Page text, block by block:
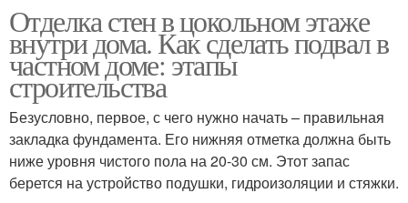
Отделка стен в цокольном этаже
внутри дома. Как сделать подвал в
частном доме: этапы
строительства
Безусловно, первое, с чего нужно начать – правильная
закладка фундамента. Его нижняя отметка должна быть
ниже уровня чистого пола на 20-30 см. Этот запас
берется на устройство подушки, гидроизоляции и стяжки.